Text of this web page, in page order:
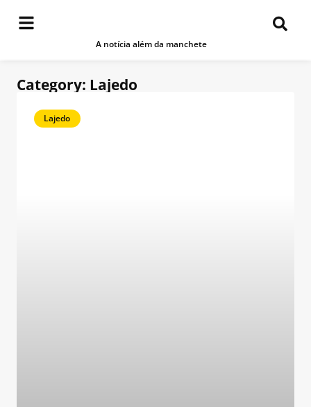
A notícia além da manchete
Category: Lajedo
Lajedo